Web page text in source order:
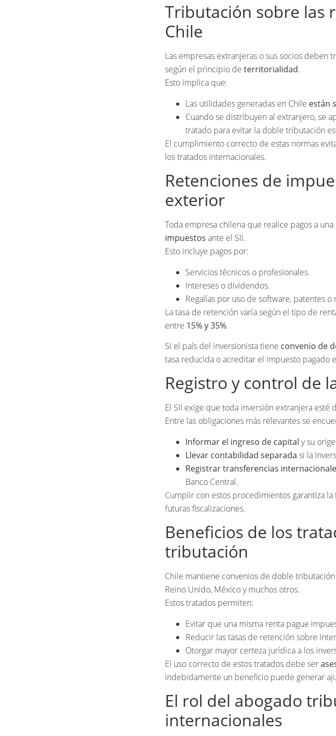
Tributación sobre las
Chile
Las empresas extranjeras o sus socios
según el principio de territorialidad.
Esto implica que:
Las utilidades generadas en Chile están
Cuando se distribuyen al extranjero, se
tratado para evitar la doble tributación
El cumplimiento correcto de estas normas
los tratados internacionales.
Retenciones de
exterior
Toda empresa chilena que realice pagos a
impuestos ante el SII.
Esto incluye pagos por:
Servicios técnicos o profesionales.
Intereses o dividendos.
Regalías por uso de software, patentes o
La tasa de retención varía según el tipo de
entre 15% y 35%.
Si el país del inversionista tiene convenio de
tasa reducida o acreditar el impuesto pagado
Registro y control de
El SII exige que toda inversión extranjera
Entre las obligaciones más relevantes se
Informar el ingreso de capital y su
Llevar contabilidad separada si la
Registrar transferencias
Banco Central.
Cumplir con estos procedimientos garantiza
futuras fiscalizaciones.
Beneficios de los
tributación
Chile mantiene convenios de doble
Reino Unido, México y muchos otros.
Estos tratados permiten:
Evitar que una misma renta pague
Reducir las tasas de retención sobre
Otorgar mayor certeza jurídica a los
El uso correcto de estos tratados debe ser
indebidamente un beneficio puede generar
El rol del abogado
internacionales